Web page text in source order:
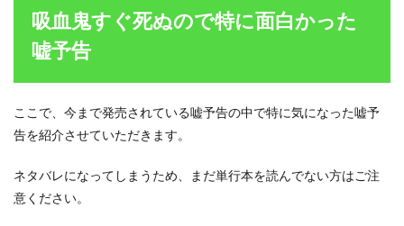
吸血鬼すぐ死ぬので特に面白かった
嘘予告
ここで、今まで発売されている嘘予告の中で特に気になった嘘予
告を紹介させていただきます。
ネタバレになってしまうため、まだ単行本を読んでない方はご注
意ください。